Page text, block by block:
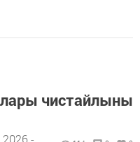
чистайлыны
-